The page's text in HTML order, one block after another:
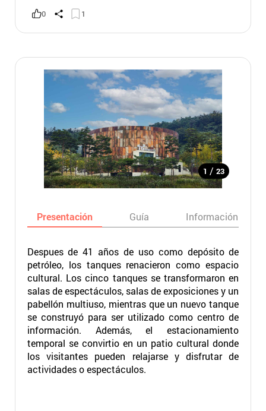
0 1
1 / 23
Presentación Guía Información
Despues de 41 años de uso como depósito de
petróleo, los tanques renacieron como espacio
cultural. Los cinco tanques se transformaron en
salas de espectáculos, salas de exposiciones y un
pabellón multiuso, mientras que un nuevo tanque
se construyó para ser utilizado como centro de
información. Además, el estacionamiento
temporal se convirtio en un patio cultural donde
los visitantes pueden relajarse y disfrutar de
actividades o espectáculos.